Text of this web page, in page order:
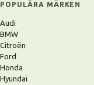
POPULÄRA MÄRKEN
Audi
BMW
Citroën
Ford
Honda
Hyundai